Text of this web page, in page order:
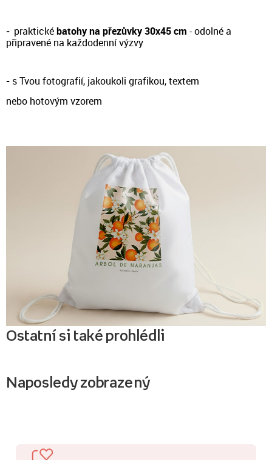
- praktickébatohy na přezůvky 30x45 cm - odolné a
připravené na každodenní výzvy
- s Tvou fotografií, jakoukoli grafikou, textem
nebo hotovým vzorem
Ostatní si také prohlédli
Naposledy zobrazený